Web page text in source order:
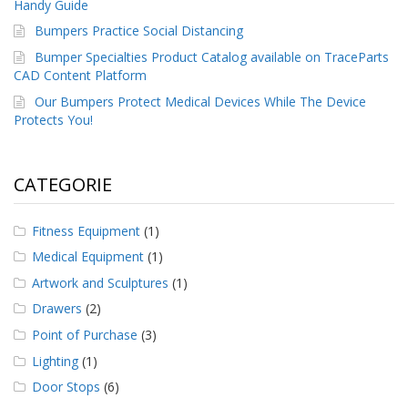
Handy Guide
Bumpers Practice Social Distancing
Bumper Specialties Product Catalog available on TraceParts
CAD Content Platform
Our Bumpers Protect Medical Devices While The Device
Protects You!
CATEGORIE
Fitness Equipment (1)
Medical Equipment (1)
Artwork and Sculptures (1)
Drawers (2)
Point of Purchase (3)
Lighting (1)
Door Stops (6)